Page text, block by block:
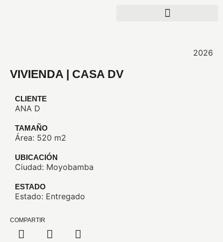
2026
VIVIENDA | CASA DV
CLIENTE
ANA D
TAMAÑO
Área: 520 m2
UBICACIÓN
Ciudad: Moyobamba
ESTADO
Estado: Entregado
COMPARTIR